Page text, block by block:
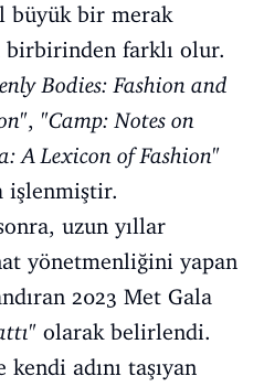
büyük bir merak
birbirinden farklı olur.
Bodies: Fashion and
", "Camp: Notes on
A Lexicon of Fashion"
işlenmiştir.
uzun yıllar
yönetmenliğini yapan
2023 Met Gala
" olarak belirlendi.
adını taşıyan